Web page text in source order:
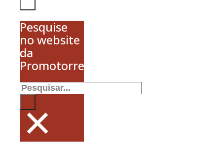
Pesquise
no website
da
Promotorres
Pesquisar
×